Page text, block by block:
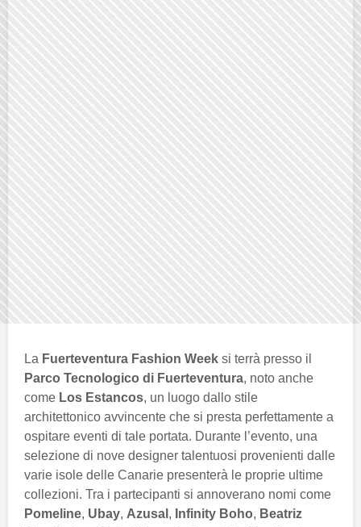
La Fuerteventura Fashion Week si terrà presso il
Parco Tecnologico di Fuerteventura, noto anche
come Los Estancos, un luogo dallo stile
architettonico avvincente che si presta perfettamente a
ospitare eventi di tale portata. Durante l’evento, una
selezione di nove designer talentuosi provenienti dalle
varie isole delle Canarie presenterà le proprie ultime
collezioni. Tra i partecipanti si annoverano nomi come
Pomeline, Ubay, Azusal , Infinity Boho, Beatriz